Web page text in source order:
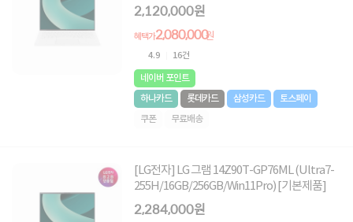
2,120,000원
혜택가2,080,000원
4.9 16건
네이버 포인트
하나카드
롯데카드 삼성카드
토스페이
쿠폰
무료배송
[LG전자] LG 그램 14Z90T-GP76ML (Ultra7-
255H/16GB/256GB/Win11Pro) [기본제품]
2,284,000원